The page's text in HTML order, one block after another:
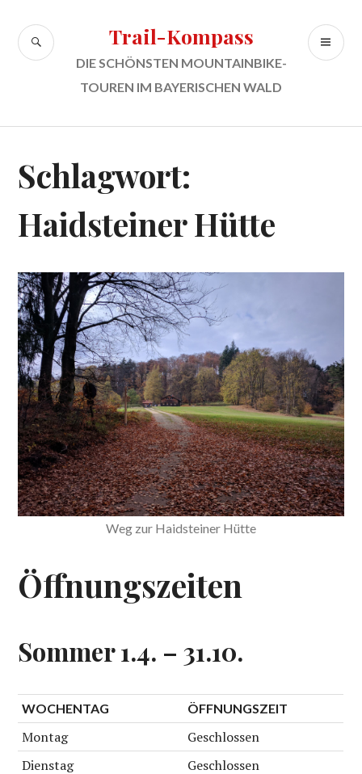
Inhalt
springen
Trail-Kompass
DIE SCHÖNSTEN MOUNTAINBIKE-
TOUREN IM BAYERISCHEN WALD
SUCHE
Schlagwort:
Haidsteiner Hütte
Weg zur Haidsteiner Hütte
Öffnungszeiten
Sommer 1.4. – 31.10.
WOCHENTAG ÖFFNUNGSZEIT
Montag
Geschlossen
Dienstag
Geschlossen